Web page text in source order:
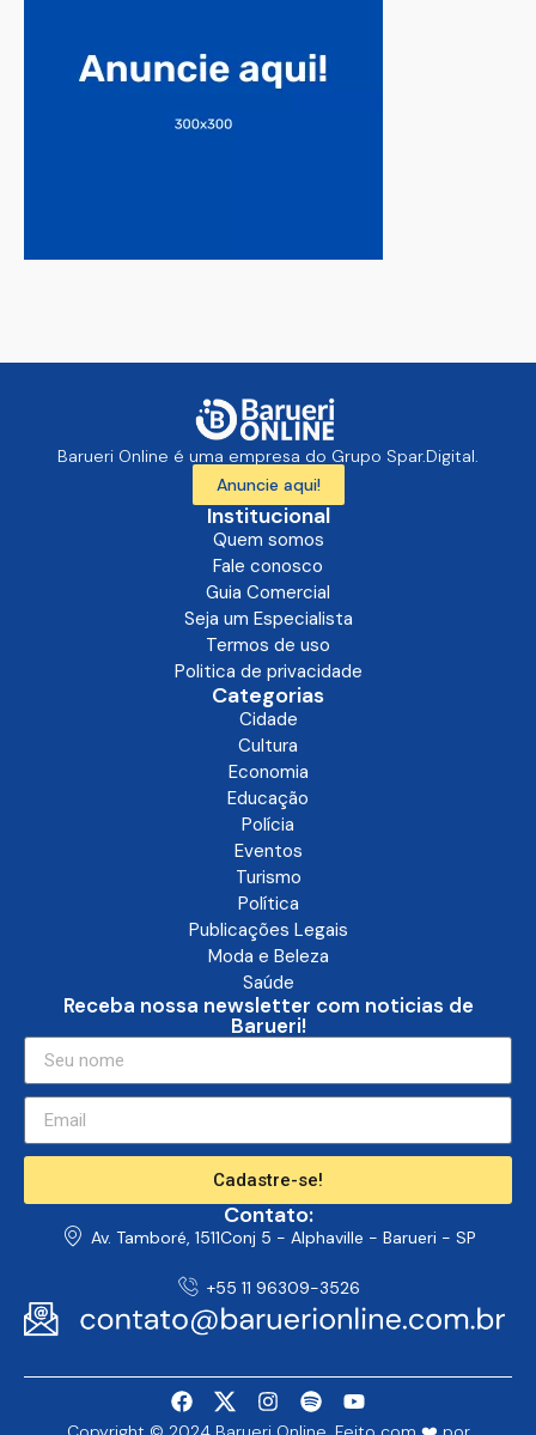
Barueri Online é uma empresa do Grupo Spar.Digital.
Anuncie aqui!
Institucional
Quem somos
Fale conosco
Guia Comercial
Seja um Especialista
Termos de uso
Politica de privacidade
Categorias
Cidade
Cultura
Economia
Educação
Polícia
Eventos
Turismo
Política
Publicações Legais
Moda e Beleza
Saúde
Receba nossa newsletter com noticias de
Barueri!
Cadastre-se!
Contato:
Av. Tamboré, 1511Conj 5 - Alphaville - Barueri - SP
+55 11 96309-3526